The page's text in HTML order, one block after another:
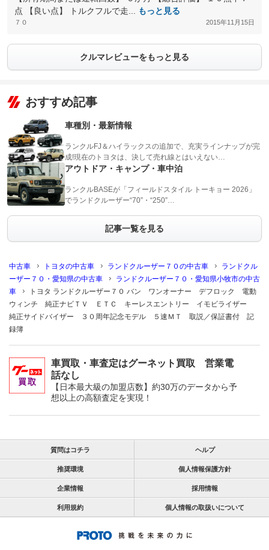
点 【良い点】 トルクフルで走...
もっと見る
７０ 2015年11月15日
クルマレビューをもっと見る
おすすめ記事
車種別・最新情報
ランクルFJ＆ハイラックスの追加で、充実ラインナップが完
成!現在のトヨタは、決して売れ線とはいえない…
アウトドア・キャンプ・車中泊
ランクルBASEが「フィールドスタイル トーキョー 2026」
でランドクルーザー“70”・“250”…
記事一覧を見る
中古車 トヨタの中古車 ランドクルーザー７０の中古車
ランドクル
ーザー７０・愛知県の中古車
ランドクルーザー７０・愛知県小牧市の中古
車
トヨタ ランドクルーザー７０ バン ワンオーナー デフロック 電動
ウィンチ 純正ナビＴＶ ＥＴＣ キーレスエントリー イモビライザー
純正サイドバイザー ３０周年記念モデル ５速ＭＴ 取説／保証書付 記
録簿
車買取・車査定はグーネット買取 営業電
話なし
【日本最大級の加盟店数】約30万のデータから予
想以上の高額査定を実現！
質問はコチラ ヘルプ
推奨環境 個人情報保護方針
企業情報 採用情報
利用規約 個人情報の取扱いについて